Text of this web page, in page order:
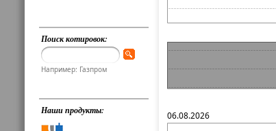
Поиск котировок:
Например: Газпром
Наши продукты:
06.08.2026